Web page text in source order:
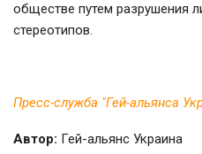
обществе путем разрушения
стереотипов.
Пресс-служба "Гей-альянса
Автор: Гей-альянс Украина